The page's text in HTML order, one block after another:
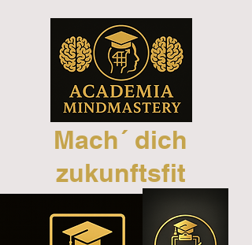
Mach´ dich
zukunftsfit